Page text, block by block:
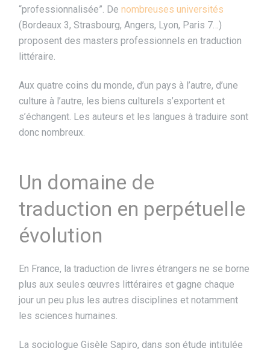
“professionnalisée”. De nombreuses universités
(Bordeaux 3, Strasbourg, Angers, Lyon, Paris 7…)
proposent des masters professionnels en traduction
littéraire.
Aux quatre coins du monde, d’un pays à l’autre, d’une
culture à l’autre, les biens culturels s’exportent et
s’échangent. Les auteurs et les langues à traduire sont
donc nombreux.
Un domaine de
traduction en perpétuelle
évolution
En France, la traduction de livres étrangers ne se borne
plus aux seules œuvres littéraires et gagne chaque
jour un peu plus les autres disciplines et notamment
les sciences humaines.
La sociologue Gisèle Sapiro, dans son étude intitulée